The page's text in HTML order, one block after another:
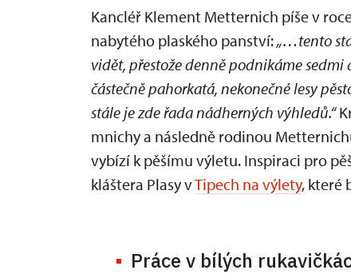
Kancléř Klement Metternich píše v
nabytého plaského panství:„…tento
vidět, přestože denně podnikáme
částečně pahorkatá, nekonečné lesy
stále je zde řada nádherných výhledů.“
mnichy a následně rodinou
vybízí k pěšímu výletu. Inspiraci pro
kláštera Plasy vTipech na výlety, které
Práce v bílých